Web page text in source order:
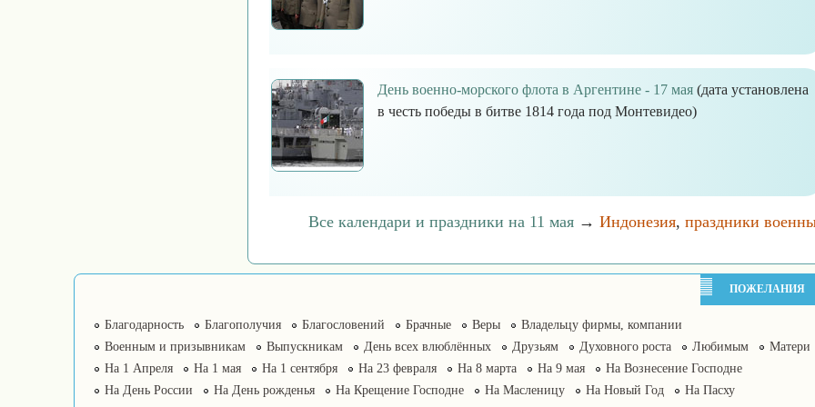
День военно-морского флота в Аргентине - 17 мая (дата установлена
в честь победы в битве 1814 года под Монтевидео)
Все календари и праздники на 11 мая → Индонезия, праздники
ПОЖЕЛАНИЯ
Благодарность Благополучия Благословений Брачные Веры
Владельцу фирмы, компании
Военным и призывникам
Выпускникам День всех влюблённых Друзьям Духовного роста Любимым
Матери
На 1 Апреля
На 1 мая На 1 сентября На 23 февраля На 8 марта На 9 мая
На Вознесение Господне
На День России
На День рожденья На Крещение Господне На Масленицу На Новый Год
На Пасху